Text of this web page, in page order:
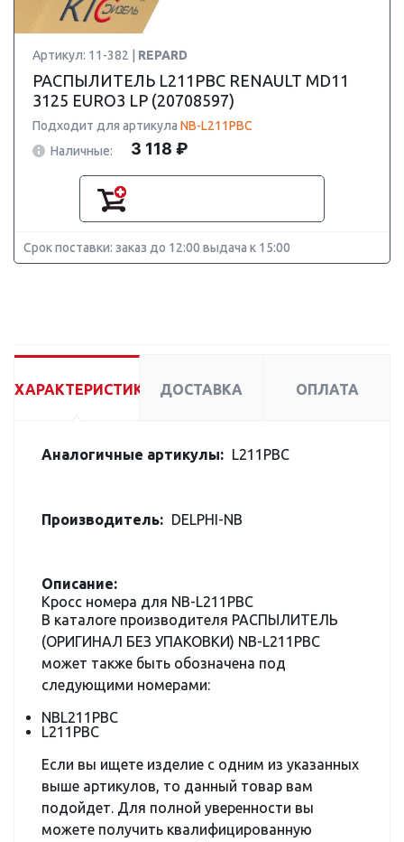
Артикул: 11-382 | REPARD
РАСПЫЛИТЕЛЬ L211PBC RENAULT MD11
3125 EURO3 LP (20708597)
Подходит для артикула NB-L211PBC
Наличные:
3 118 ₽
Срок поставки: заказ до 12:00 выдача к 15:00
ХАРАКТЕРИСТИКИ ДОСТАВКА ОПЛАТА
Аналогичные артикулы: L211PBC
Производитель: DELPHI-NB
Описание:
Кросс номера для NB-L211PBC
В каталоге производителя РАСПЫЛИТЕЛЬ
(ОРИГИНАЛ БЕЗ УПАКОВКИ) NB-L211PBC
может также быть обозначена под
следующими номерами:
NBL211PBC
L211PBC
Если вы ищете изделие с одним из указанных
выше артикулов, то данный товар вам
подойдет. Для полной уверенности вы
можете получить квалифицированную